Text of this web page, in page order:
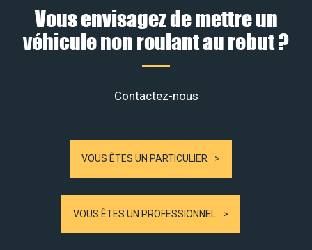
Vous envisagez de mettre un
véhicule non roulant au rebut ?
Contactez-nous
VOUS ÊTES UN PARTICULIER
VOUS ÊTES UN PROFESSIONNEL